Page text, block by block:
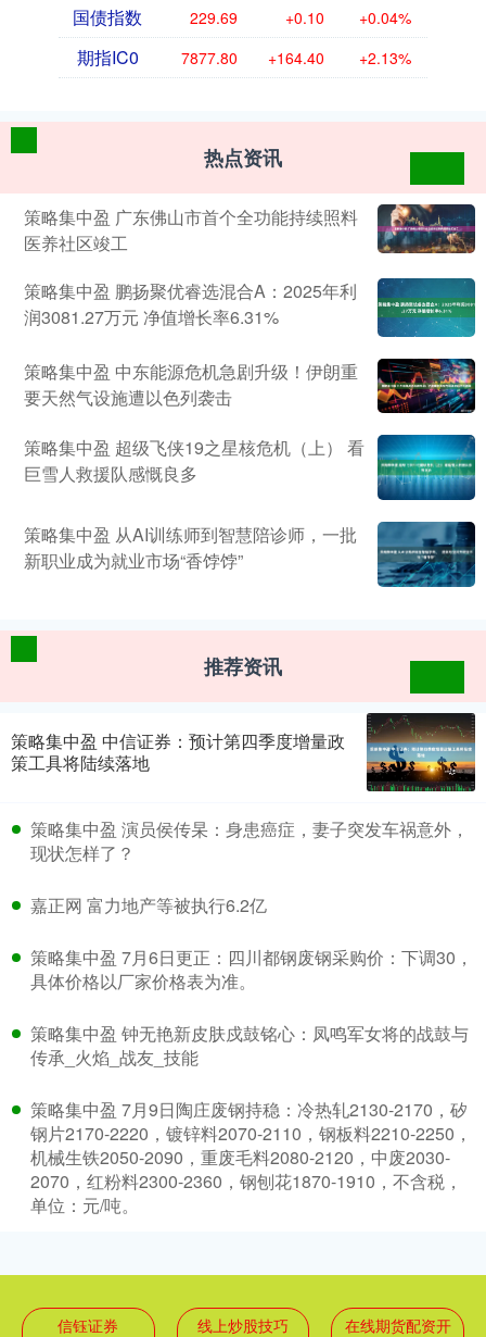
国债指数 229.69 +0.10 +0.04%
期指IC0 7877.80 +164.40 +2.13%
热点资讯
策略集中盈 广东佛山市首个全功能持续照料
医养社区竣工
策略集中盈 鹏扬聚优睿选混合A：2025年利
润3081.27万元 净值增长率6.31%
策略集中盈 中东能源危机急剧升级！伊朗重
要天然气设施遭以色列袭击
策略集中盈 超级飞侠19之星核危机（上） 看
巨雪人救援队感慨良多
策略集中盈 从AI训练师到智慧陪诊师，一批
新职业成为就业市场“香饽饽”
推荐资讯
策略集中盈 中信证券：预计第四季度增量政
策工具将陆续落地
策略集中盈 演员侯传杲：身患癌症，妻子突发车祸意外，
现状怎样了？
嘉正网 富力地产等被执行6.2亿
策略集中盈 7月6日更正：四川都钢废钢采购价：下调30，
具体价格以厂家价格表为准。
策略集中盈 钟无艳新皮肤戍鼓铭心：凤鸣军女将的战鼓与
传承_火焰_战友_技能
策略集中盈 7月9日陶庄废钢持稳：冷热轧2130-2170，矽
钢片2170-2220，镀锌料2070-2110，钢板料2210-2250，
机械生铁2050-2090，重废毛料2080-2120，中废2030-
2070，红粉料2300-2360，钢刨花1870-1910，不含税，
单位：元/吨。
信钰证券 线上炒股技巧
在线期货配资开